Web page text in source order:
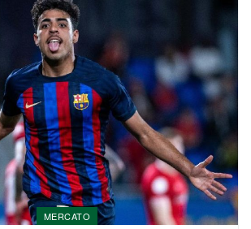
MERCATO